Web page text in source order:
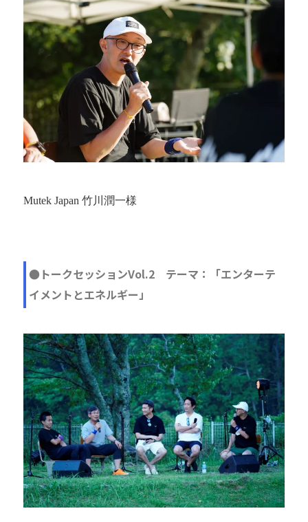
Mutek Japan 竹川潤一様
●トークセッションVol.2 テーマ：「エンターテ
イメントとエネルギー」